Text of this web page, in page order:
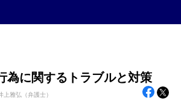
為に関するトラブルと対策
上雅弘（弁護士）